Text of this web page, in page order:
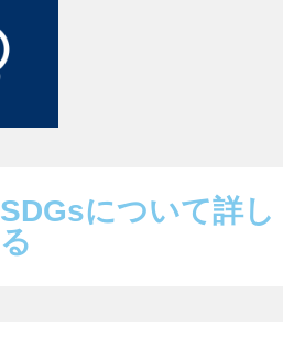
SDGsについて詳し
る
日立